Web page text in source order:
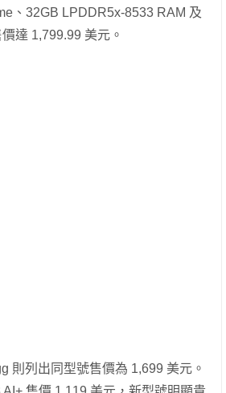
、32GB LPDDR5x-8533 RAM 及
達 1,799.99 美元。
則列出同型號售價為 1,699 美元。